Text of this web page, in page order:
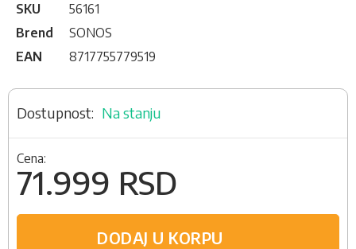
SKU
56161
Brend
SONOS
EAN
8717755779519
Na stanju
Cena:
71.999 RSD
DODAJ U KORPU